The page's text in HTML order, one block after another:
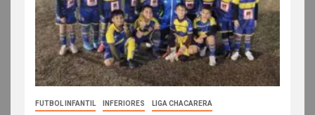
FUTBOL INFANTIL INFERIORES LIGA CHACARERA